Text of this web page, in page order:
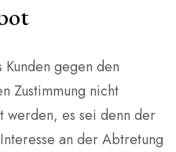
gegen den
Zustimmung nicht
es sei denn der
an der Abtretung